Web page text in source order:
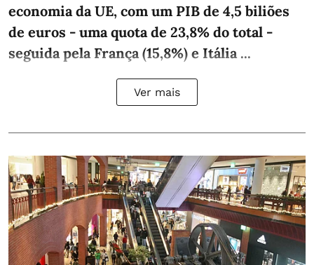
economia da UE, com um PIB de 4,5 biliões
de euros - uma quota de 23,8% do total -
seguida pela França (15,8%) e Itália ...
Ver mais